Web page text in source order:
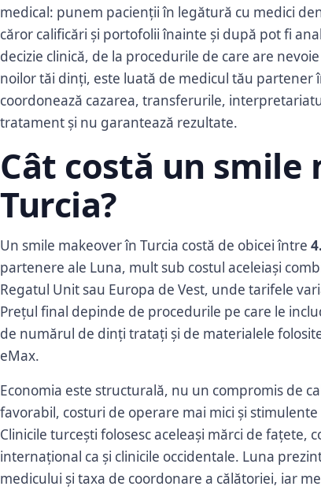
medical: punem pacienții în legătură cu medici
căror calificări și portofolii înainte și după pot fi
decizie clinică, de la procedurile de care are
noilor tăi dinți, este luată de medicul tău
coordonează cazarea, transferurile,
tratament și nu garantează rezultate.
Cât costă un smile
Turcia?
Un smile makeover în Turcia costă de obicei între
partenere ale Luna, mult sub costul aceleiași
Regatul Unit sau Europa de Vest, unde tarifele
Prețul final depinde de procedurile pe care le
de numărul de dinți tratați și de materialele
eMax.
Economia este structurală, nu un compromis de
favorabil, costuri de operare mai mici și
Clinicile turcești folosesc aceleași mărci de fațete,
internațional ca și clinicile occidentale. Luna
medicului și taxa de coordonare a călătoriei, iar